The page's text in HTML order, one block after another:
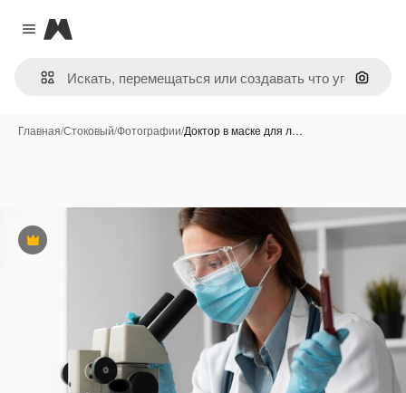
Close menu
Magnific
Поиск
Главная/Стоковый/Фотографии/Доктор в маске для л…
Премиум